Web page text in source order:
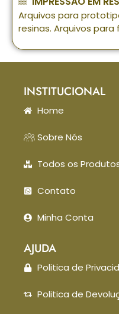
Arquivos para
resinas. Arquivos
INSTITUCIONAL
Home
Sobre Nós
Todos os
Contato
Minha Conta
AJUDA
Politica de
Politica de